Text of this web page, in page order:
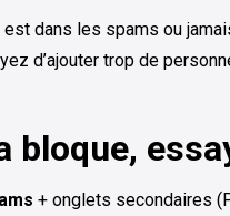
est dans les spams ou
d’ajouter trop de
bloque,
+ onglets secondaires